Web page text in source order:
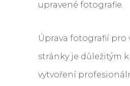
upravené fotografie.
Úprava fotografií pro
stránky je důležitým
vytvoření